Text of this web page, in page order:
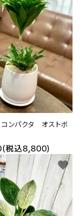
コンパクタ オストボ
税込8,800)
favorite